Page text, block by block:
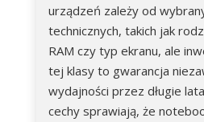
urządzeń zależy od
technicznych, takich jak
RAM czy typ ekranu, ale
tej klasy to gwarancja
wydajności przez długie
cechy sprawiają, że